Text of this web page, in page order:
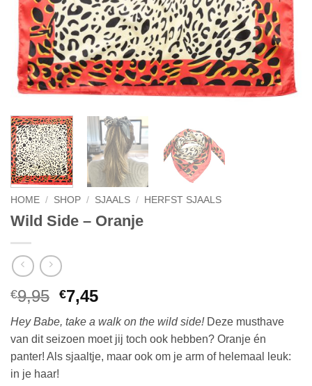
HOME / SHOP / SJAALS / HERFST SJAALS
Wild Side – Oranje
€9,95 Oorspronkelijke
was:
€9,95.
€7,45Huidige
is:
€7,45.
Hey Babe, take a walk on the wild side! Deze musthave
van dit seizoen moet jij toch ook hebben? Oranje én
panter! Als sjaaltje, maar ook om je arm of helemaal leuk:
in je haar!